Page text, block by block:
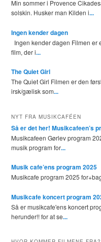
Min sommer i Provence
solskin. Husker man Kilden i...
Ingen kender dagen
Ingen kender dagen Filmen er
film, der i...
The Quiet Girl
The Quiet Girl Filmen er den
irsk/gælisk som...
NYT FRA MUSIKCAFÉEN
Så er det her! Musikcafeen’s
Musikcafeen Gørlev program
musik program for...
Musik cafe’ens program 2025
Musikcafe program 2025
Musikcafe koncert program
Så er musikcafe'ens koncert
herunder!! for at se...